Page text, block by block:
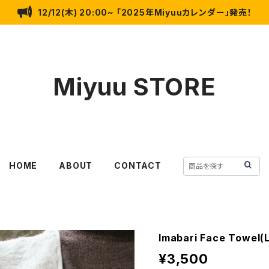
12/12(木) 20:00~ 「2025年Miyuuカレンダー」発売！
Miyuu STORE
HOME ABOUT CONTACT
Imabari Face
¥3,500